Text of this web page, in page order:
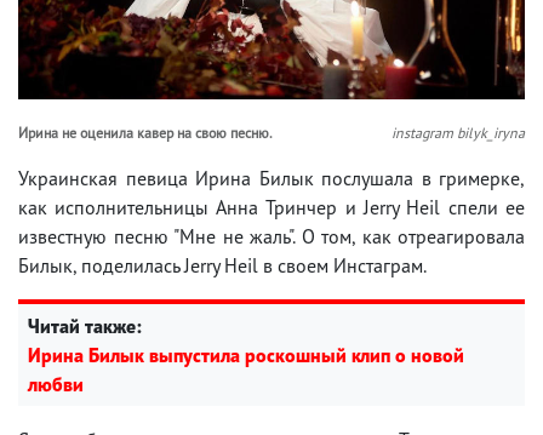
Ирина не оценила кавер на свою песню. instagram bilyk_iryna
Украинская певица Ирина Билык послушала в гримерке,
как исполнительницы Анна Тринчер и Jerry Heil спели ее
известную песню "Мне не жаль". О том, как отреагировала
Билык, поделилась Jerry Heil в своем Инстаграм.
Читай также:
Ирина Билык выпустила роскошный клип о новой
любви